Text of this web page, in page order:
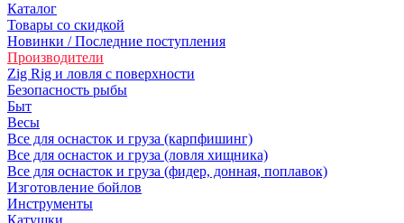
Каталог
Товары со скидкой
Новинки / Последние поступления
Производители
Zig Rig и ловля с поверхности
Безопасность рыбы
Быт
Весы
Все для оснасток и груза (карпфишинг)
Все для оснасток и груза (ловля хищника)
Все для оснасток и груза (фидер, донная, поплавок)
Изготовление бойлов
Инструменты
Катушки